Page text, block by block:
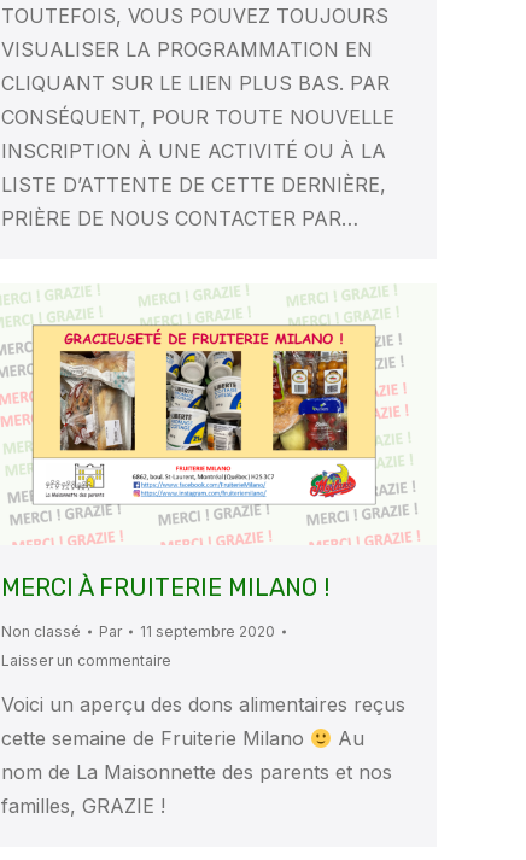
TOUTEFOIS, VOUS POUVEZ TOUJOURS
VISUALISER LA PROGRAMMATION EN
CLIQUANT SUR LE LIEN PLUS BAS. PAR
CONSÉQUENT, POUR TOUTE NOUVELLE
INSCRIPTION À UNE ACTIVITÉ OU À LA
LISTE D’ATTENTE DE CETTE DERNIÈRE,
PRIÈRE DE NOUS CONTACTER PAR…
MERCI À FRUITERIE MILANO !
Non classé Par
11 septembre 2020
Laisser un commentaire
Voici un aperçu des dons alimentaires reçus
cette semaine de Fruiterie Milano
Au
nom de La Maisonnette des parents et nos
familles, GRAZIE !